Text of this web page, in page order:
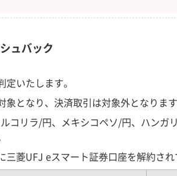
ュバック
定いたします。
象となり、決済取引は対象外となります
コリラ/円、メキシコペソ/円、ハンガ
三菱UFJ eスマート証券口座を解約され